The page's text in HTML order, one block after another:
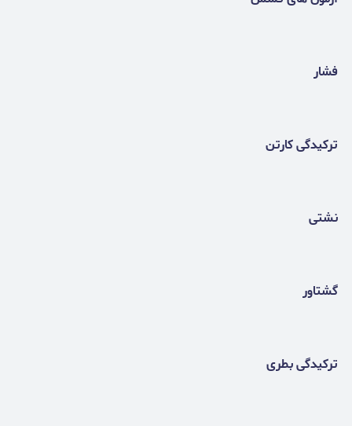
فشار
ترکیدگی کارتن
نشتی
گشتاور
ترکیدگی بطری